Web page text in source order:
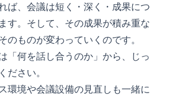
ば、会議は短く・深く・成果につ
す。そして、その成果が積み重な
のものが変わっていくのです。
「何を話し合うのか」から、じっ
ださい。
環境や会議設備の見直しも一緒に